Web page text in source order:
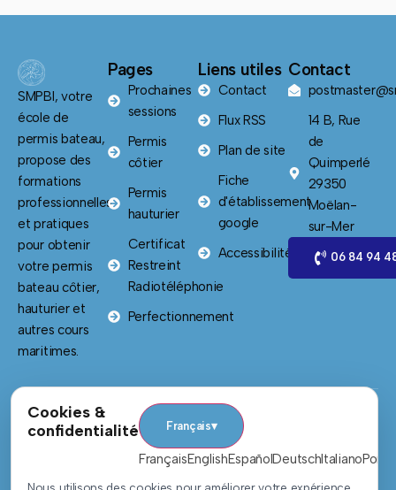
SMPBI, votre
école de
permis bateau,
propose des
formations
professionnelles
et pratiques
pour obtenir
votre permis
bateau côtier,
hauturier et
autres cours
maritimes.
Pages
Prochaines
sessions
Permis
côtier
Permis
hauturier
Certificat
Restreint
Radiotéléphonie
Perfectionnement
Liens utiles
Contact
Flux RSS
Plan de site
Fiche
d'établissement
google
Accessibilité
Contact
14 B, Rue
de
Quimperlé
29350
Moëlan-
sur-Mer
06 84 94
Copyright © 2025 • Tous droits réservés • Design by
Mentions légales Politique de confidentialité
Cookies &
confidentialité
Français▾
FrançaisEnglishEspañolDeutschItaliano